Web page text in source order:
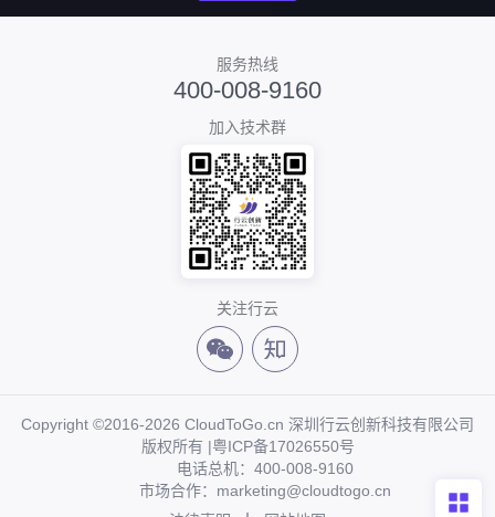
服务热线
400-008-9160
加入技术群
关注行云
Copyright ©2016-2026 CloudToGo.cn 深圳行云创新科技有限公司
版权所有 |粤ICP备17026550号
电话总机：400-008-9160
市场合作：marketing@cloudtogo.cn